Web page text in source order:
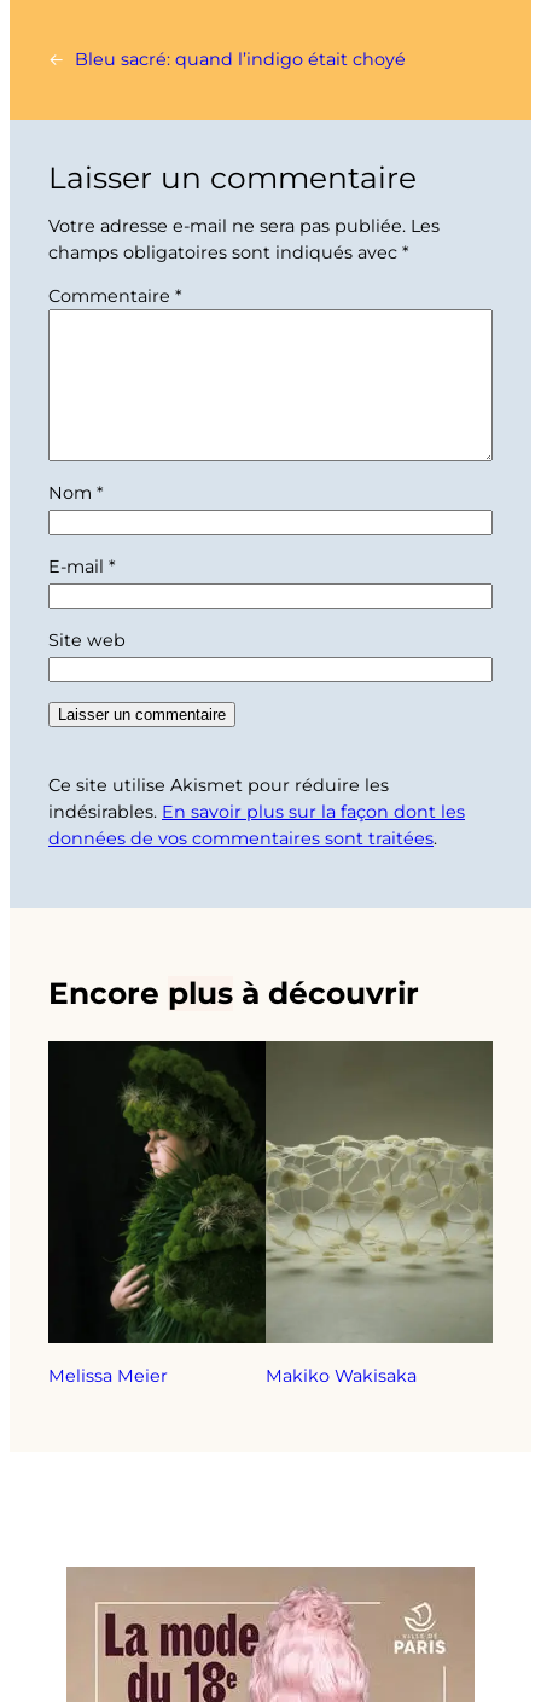
← Bleu sacré: quand l’indigo était choyé
Laisser un commentaire
Votre adresse e-mail ne sera pas publiée. Les
champs obligatoires sont indiqués avec *
Commentaire *
Nom *
E-mail *
Site web
Ce site utilise Akismet pour réduire les
indésirables. En savoir plus sur la façon dont les
données de vos commentaires sont traitées.
Encore plus à découvrir
Melissa Meier Makiko Wakisaka